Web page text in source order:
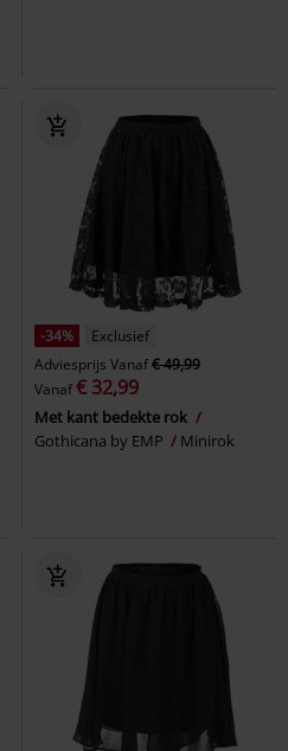
-34%
Exclusief
Adviesprijs Vanaf€ 49,99
Vanaf€ 32,99
Met kant bedekte rok
Gothicana by EMP
Minirok